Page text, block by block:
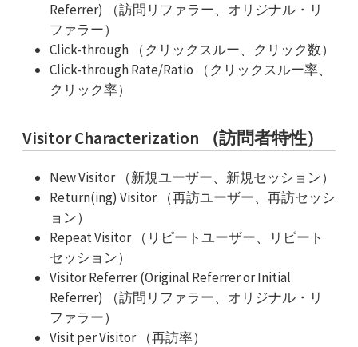
Referrer) （訪問リファラー、オリジナル・リ
ファラー）
Click-through （クリックスルー、クリック数）
Click-through Rate/Ratio （クリックスルー率、
クリック率）
Visitor Characterization （訪問者特性）
New Visitor （新規ユーザー、新規セッション）
Return(ing) Visitor （再訪ユーザー、再訪セッシ
ョン）
Repeat Visitor （リピートユーザー、リピート
セッション）
Visitor Referrer (Original Referrer or Initial
Referrer) （訪問リファラー、オリジナル・リ
ファラー）
Visit per Visitor （再訪率）